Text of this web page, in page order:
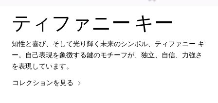
ティファニー キー
知性と喜び、そして光り輝く未来のシンボル、ティファニー キ
ー。自己表現を象徴する鍵のモチーフが、独立、自信、力強さ
を表現しています。
コレクションを見る